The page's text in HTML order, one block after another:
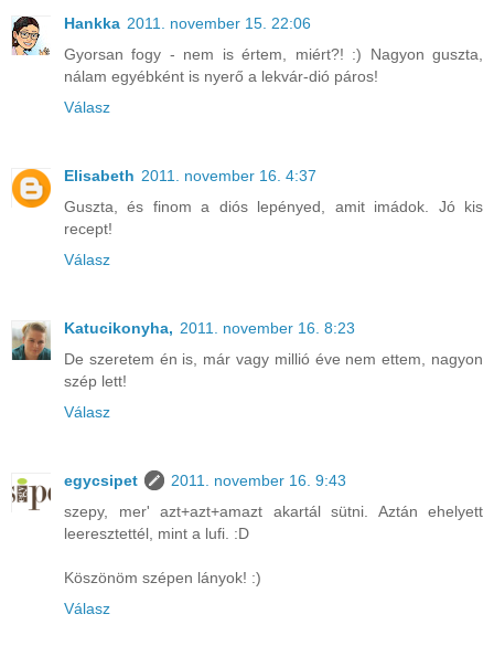
Hankka 2011. november 15. 22:06
Gyorsan fogy - nem is értem, miért?! :) Nagyon guszta,
nálam egyébként is nyerő a lekvár-dió páros!
Válasz
Elisabeth 2011. november 16. 4:37
Guszta, és finom a diós lepényed, amit imádok. Jó kis
recept!
Válasz
Katucikonyha, 2011. november 16. 8:23
De szeretem én is, már vagy millió éve nem ettem, nagyon
szép lett!
Válasz
egycsipet
2011. november 16. 9:43
szepy, mer' azt+azt+amazt akartál sütni. Aztán ehelyett
leeresztettél, mint a lufi. :D
Köszönöm szépen lányok! :)
Válasz